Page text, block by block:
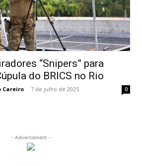
“Snipers” para
do BRICS no Rio
Careiro - 7 de julho de 2025 0
- Advertisment -